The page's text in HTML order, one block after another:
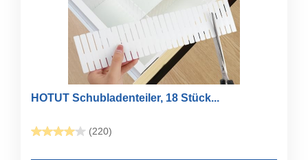
HOTUT Schubladenteiler, 18 Stück...
(220)